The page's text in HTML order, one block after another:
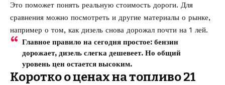
Это поможет понять реальную стоимость дороги. Для
сравнения можно посмотреть и другие материалы о рынке,
например о том, как дизель снова дорожал почти на 1 лей.
Главное правило на сегодня простое: бензин
дорожает, дизель слегка дешевеет. Но общий
уровень цен остается высоким.
Коротко о ценах на топливо 21